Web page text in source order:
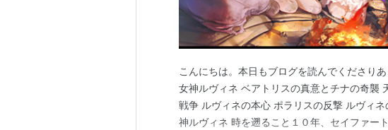
こんにちは。本日もブログを読んでくださり
女神ルヴィネ ベアトリスの真意とチナの奇襲
戦争 ルヴィネの本心 ポラリスの反撃 ルヴィ
神ルヴィネ 時を遡ること１０年、セイファー